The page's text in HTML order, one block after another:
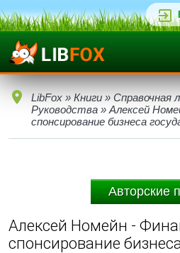
LibFox » Книги » Справочная
Руководства » Алексей
спонсирование бизнеса
Авторские
Алексей Номейн -
спонсирование